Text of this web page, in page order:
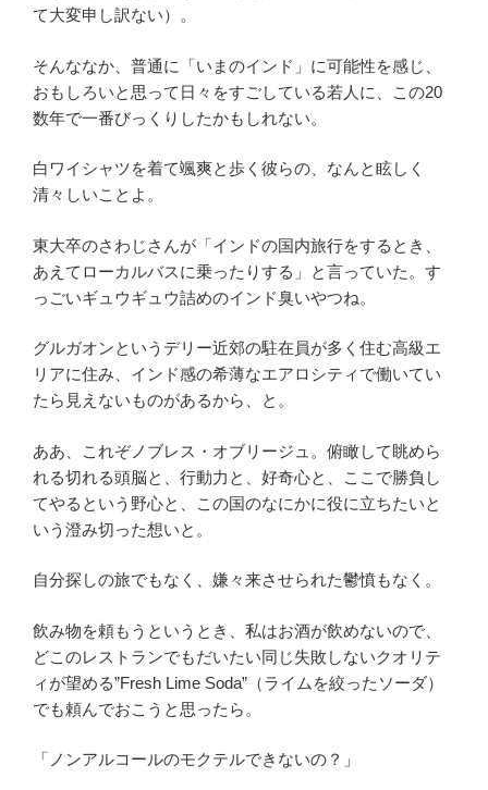
て大変申し訳ない）。
そんななか、普通に「いまのインド」に可能性を感じ、
おもしろいと思って日々をすごしている若人に、この20
数年で一番びっくりしたかもしれない。
白ワイシャツを着て颯爽と歩く彼らの、なんと眩しく
清々しいことよ。
東大卒のさわじさんが「インドの国内旅行をするとき、
あえてローカルバスに乗ったりする」と言っていた。す
っごいギュウギュウ詰めのインド臭いやつね。
グルガオンというデリー近郊の駐在員が多く住む高級エ
リアに住み、インド感の希薄なエアロシティで働いてい
たら見えないものがあるから、と。
ああ、これぞノブレス・オブリージュ。俯瞰して眺めら
れる切れる頭脳と、行動力と、好奇心と、ここで勝負し
てやるという野心と、この国のなにかに役に立ちたいと
いう澄み切った想いと。
自分探しの旅でもなく、嫌々来させられた鬱憤もなく。
飲み物を頼もうというとき、私はお酒が飲めないので、
どこのレストランでもだいたい同じ失敗しないクオリテ
ィが望める”Fresh Lime Soda”（ライムを絞ったソーダ）
でも頼んでおこうと思ったら。
「ノンアルコールのモクテルできないの？」